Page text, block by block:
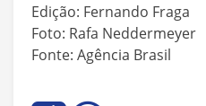
Edição: Fernando Fraga
Foto: Rafa Neddermeyer
Fonte: Agência Brasil